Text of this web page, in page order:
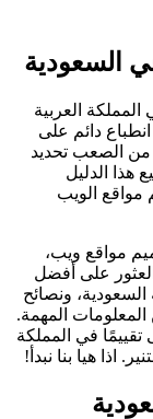
السعودية
العربية
دائم على
من الصعب تحديد
هذا الدليل
الويب
مواقع ويب،
على أفضل
ونصائح
المهمة.
في المملكة
اذا هيا بنا نبدأ!